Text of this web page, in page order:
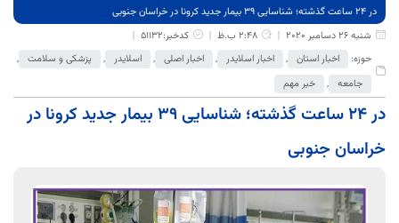
در 24 ساعت گذشته؛ شناسایی 39 بیمار جدید کرونا در خراسان جنوبی
شنبه 26 دسامبر 2020
2:48 ب.ظ
کدخبر:51132
حوزه:
اخبار استان , اخبار اسلایدر , اخبار اصلی , اسلایدر , پزشکی و سلامت ,
جامعه , خبر مهم
در 24 ساعت گذشته؛ شناسایی 39 بیمار جدید کرونا در
خراسان جنوبی